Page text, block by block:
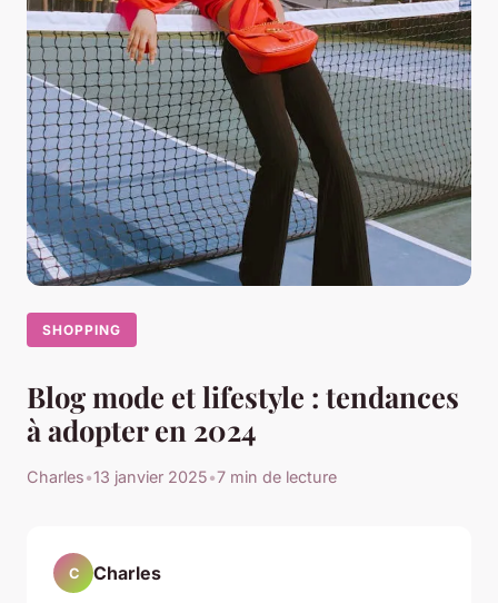
SHOPPING
Blog mode et lifestyle : tendances
à adopter en 2024
Charles•13 janvier 2025•7 min de lecture
C Charles